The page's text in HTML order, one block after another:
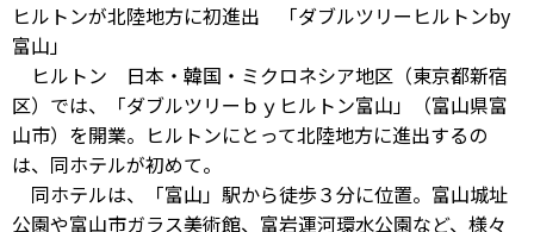
ヒルトンが北陸地方に初進出 「ダブルツリーヒルトンby
富山」
ヒルトン 日本・韓国・ミクロネシア地区（東京都新宿
区）では、「ダブルツリーｂｙヒルトン富山」（富山県富
山市）を開業。ヒルトンにとって北陸地方に進出するの
は、同ホテルが初めて。
同ホテルは、「富山」駅から徒歩３分に位置。富山城址
公園や富山市ガラス美術館、富岩運河環水公園など、様々